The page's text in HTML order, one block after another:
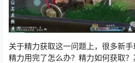
关于精力获取这一问题上，很多新手
精力用完了怎么办？精力如何获取？